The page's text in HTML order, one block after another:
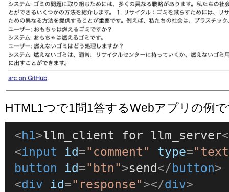
HTML1つで1問1答するWebアプリの例
<h1>llm_client for llm_server
<input id="comment" type=
button
id="btn">send</ button>
<div id="response"></div>